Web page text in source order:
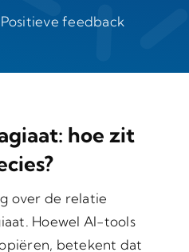
Positieve feedback
hoe zit
over de relatie
Hoewel AI-tools
betekent dat